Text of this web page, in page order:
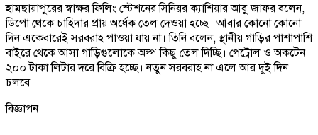
হামছায়াপুরের স্বাক্ষর ফিলিং স্টেশনের সিনিয়র ক্যাশিয়ার আবু জাফর বলেন,
ডিপো থেকে চাহিদার প্রায় অর্ধেক তেল দেওয়া হচ্ছে। আবার কোনো কোনো
দিন একেবারেই সরবরাহ পাওয়া যায় না। তিনি বলেন, স্থানীয় গাড়ির পাশাপাশি
বাইরে থেকে আসা গাড়িগুলোকে অল্প কিছু তেল দিচ্ছি। পেট্রোল ও অকটেন
২০০ টাকা লিটার দরে বিক্রি হচ্ছে। নতুন সরবরাহ না এলে আর দুই দিন
চলবে।
বিজ্ঞাপন